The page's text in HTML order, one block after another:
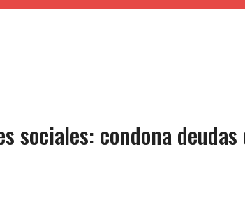
sociales: condona